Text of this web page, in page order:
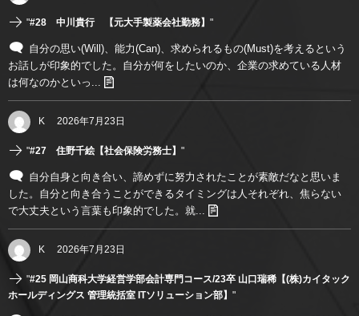
"#28 中川貴行 【元大手製薬会社勤務】 "
自分の思い(Will)、能力(Can)、求められるもの(Must)を考えるという
お話しが印象的でした。自分が何をしたいのか、企業の求めている人材
は何なのかといっ...
K 2026年7月23日
"#27 住野千絵【社会保険労務士】 "
自分自身と向き合い、諦めずに努力されたことが素敵だなと思いま
した。自分と向き合うことができるタイミングは人それぞれ、焦らない
で大丈夫という言葉も印象的でした。就...
K 2026年7月23日
"#25 岡山商科大学経営学部会計専門コース/23卒 山口瑞稀【(株)カイタック
ホールディングス 管理統括室 ITソリューション部】 "